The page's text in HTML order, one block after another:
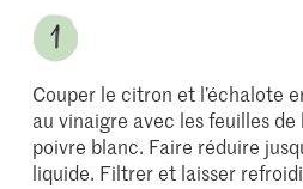
Couper le citron et l’échalote
au vinaigre avec les feuilles
poivre blanc. Faire réduire
liquide. Filtrer et laisser